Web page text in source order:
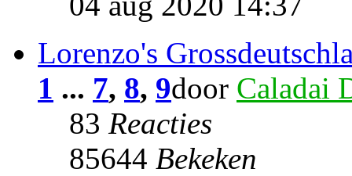
Lorenzo's
1 ... 7, 8, 9door Caladai
83 Reacties
85644 Bekeken